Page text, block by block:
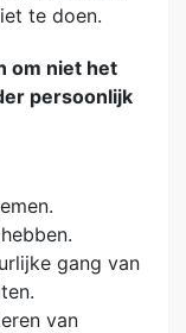
te doen.
om niet het
persoonlijk
gang van
van